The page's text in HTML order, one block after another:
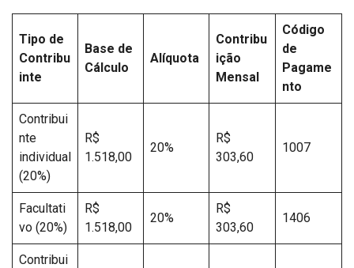
Tipo de
Contribu
inte
Base de
Cálculo
Alíquota
Contribu
ição
Mensal
Código
de
Pagame
nto
Contribui
nte
individual
(20%)
R$
1.518,00
20%
R$
303,60
1007
Facultati
vo (20%)
R$
1.518,00
20%
R$
303,60
1406
Contribui